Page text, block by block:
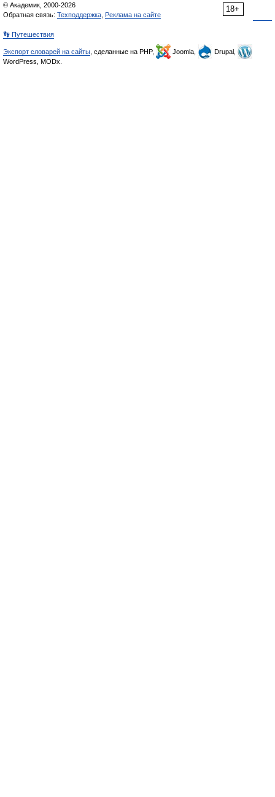
18+
© Академик, 2000-2026
Обратная связь: Техподдержка Реклама на сайте
👣 Путешествия
Экспорт словарей на сайты , сделанные на PHP, Joomla,
Drupal,
WordPress, MODx.